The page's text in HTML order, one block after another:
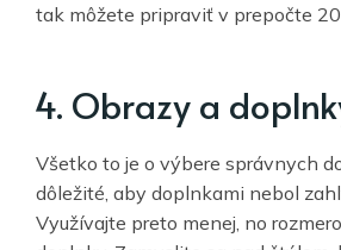
tak môžete pripraviť v prepočte
4. Obrazy a
Všetko to je o výbere správnych
dôležité, aby doplnkami nebol
Využívajte preto menej, no